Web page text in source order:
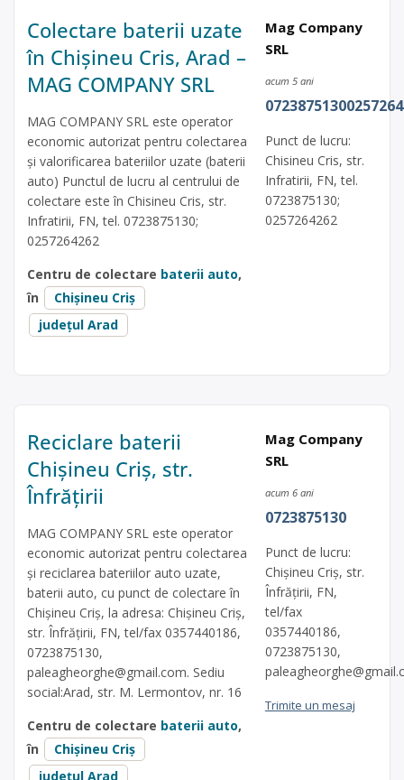
Colectare baterii uzate
în Chișineu Cris, Arad –
MAG COMPANY SRL
MAG COMPANY SRL este operator
economic autorizat pentru colectarea
și valorificarea bateriilor uzate (baterii
auto) Punctul de lucru al centrului de
colectare este în Chisineu Cris, str.
Infratirii, FN, tel. 0723875130;
0257264262
Centru de colectare baterii auto,
în
Chișineu Criș
județul Arad
Mag Company
SRL
acum 5 ani
Punct de lucru:
Chisineu Cris, str.
Infratirii, FN, tel.
0723875130;
0257264262
Reciclare baterii
Chișineu Criș, str.
Înfrățirii
MAG COMPANY SRL este operator
economic autorizat pentru colectarea
și reciclarea bateriilor auto uzate,
baterii auto, cu punct de colectare în
Chișineu Criș, la adresa: Chișineu Criș,
str. Înfrățirii, FN, tel/fax 0357440186,
0723875130,
paleagheorghe@gmail.com. Sediu
social:Arad, str. M. Lermontov, nr. 16
Centru de colectare baterii auto,
în
Chișineu Criș
județul Arad
Mag Company
SRL
acum 6 ani
0723875130
Punct de lucru:
Chișineu Criș, str.
Înfrățirii, FN,
tel/fax
0357440186,
0723875130,
Trimite un mesaj